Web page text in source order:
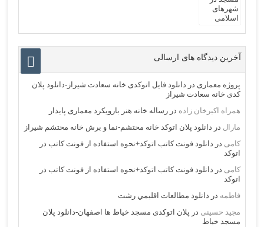
آخرین دیدگاه های ارسالی
پروژه معماری در دانلود فایل اتوکدی خانه سعادت شیراز-دانلود پلان
کدی خانه سعادت شیراز
همراه اکبرخان زاده دررساله خانه هنر بارویکرد معماری پایدار
مارال در دانلود پلان اتوکد خانه محتشم-نما و برش خانه محتشم شیراز
کامی در دانلود فونت کاتب اتوکد+نحوه استفاده از فونت کاتب در
اتوکد
کامی در دانلود فونت کاتب اتوکد+نحوه استفاده از فونت کاتب در
اتوکد
فاطمه در دانلود مطالعات اقليمي رشت
مجید حسینی در پلان اتوکدی مسجد خیاط ها اصفهان-دانلود پلان
مسجد خیاط